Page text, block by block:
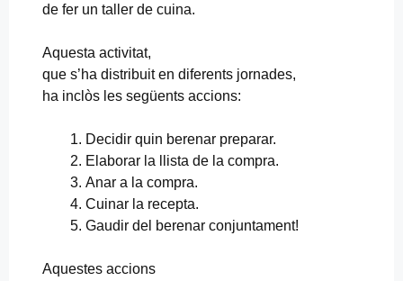
de fer un taller de cuina.
Aquesta activitat,
que s’ha distribuit en diferents jornades,
ha inclòs les següents accions:
Decidir quin berenar preparar.
Elaborar la llista de la compra.
Anar a la compra.
Cuinar la recepta.
Gaudir del berenar conjuntament!
Aquestes accions